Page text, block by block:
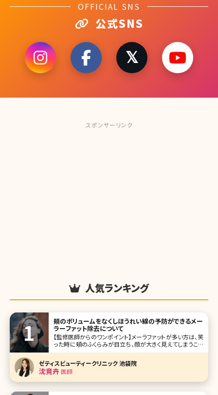
OFFICIAL SNS
公式SNS
スポンサーリンク
人気ランキング
頬のボリュームをなくしほうれい線の予防ができるメー
ラーファット除去について
【監修医師からのワンポイント】メーラファットが多い方は、笑
った時に頬のふくらみが目立ち、顔が大きく見えてしまうこと
があります。メーラーファットはダイエットでも落としにくい脂
肪です。 メーラーファット除去は無理なダイエットをせずに、
すっきりとしたお顔立ちになることができますが、脂肪を取り
すぎると逆に
ゼティスビューティークリニック 池袋院
沈竟卉医師